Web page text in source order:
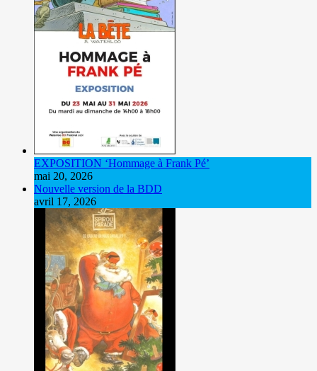
EXPOSITION ‘Hommage à Frank Pé’
mai 20, 2026
Nouvelle version de la BDD
avril 17, 2026